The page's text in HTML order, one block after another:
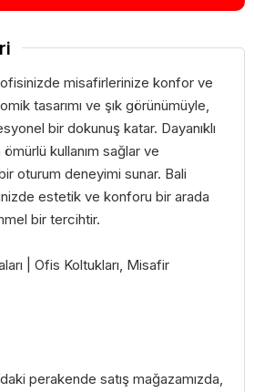
misafirlerinize konfor ve
tasarımı ve şık görünümüyle,
bir dokunuş katar. Dayanıklı
kullanım sağlar ve
oturum deneyimi sunar. Bali
estetik ve konforu bir arada
bir tercihtir.
| Ofis Koltukları, Misafir
perakende satış mağazamızda,